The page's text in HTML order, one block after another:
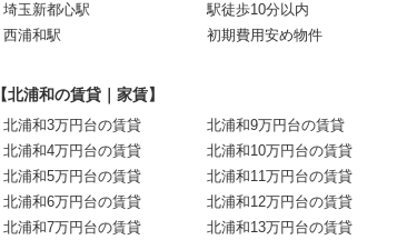
埼玉新都心駅
西浦和駅
駅徒歩10分以内
初期費用安め物件
【北浦和の賃貸｜家賃】
北浦和3万円台の賃貸
北浦和4万円台の賃貸
北浦和5万円台の賃貸
北浦和6万円台の賃貸
北浦和7万円台の賃貸
北浦和9万円台の賃貸
北浦和10万円台の賃貸
北浦和11万円台の賃貸
北浦和12万円台の賃貸
北浦和13万円台の賃貸